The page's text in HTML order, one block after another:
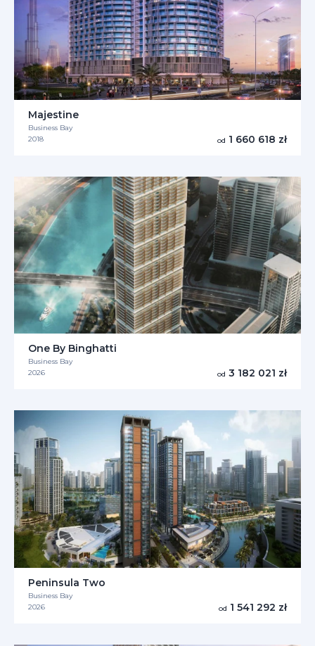
Majestine
Business Bay
2018
od 1 660 618 zł
One By Binghatti
Business Bay
2026
od 3 182 021 zł
Peninsula Two
Business Bay
2026
od 1 541 292 zł